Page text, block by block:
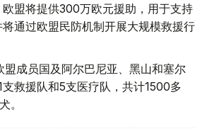
盟将提供300万欧元援助，用于支持
通过欧盟民防机制开展大规模救援行
成员国及阿尔巴尼亚、黑山和塞尔
救援队和5支医疗队，共计1500多
。